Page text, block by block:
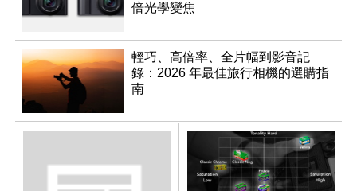
倍光學變焦
輕巧、高倍率、全片幅到影音記
錄：2026 年最佳旅行相機的選購指
南